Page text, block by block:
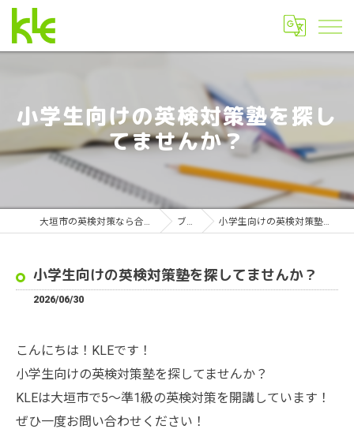
小学生向けの英検対策塾を探し
てませんか？
大垣市の英検対策なら合格実績の池尻教室 ブログ 小学生向けの英検対策塾を探してませんか？
小学生向けの英検対策塾を探してませんか？
2026/06/30
こんにちは！KLEです！
小学生向けの英検対策塾を探してませんか？
KLEは大垣市で5～準1級の英検対策を開講しています！
ぜひ一度お問い合わせください！